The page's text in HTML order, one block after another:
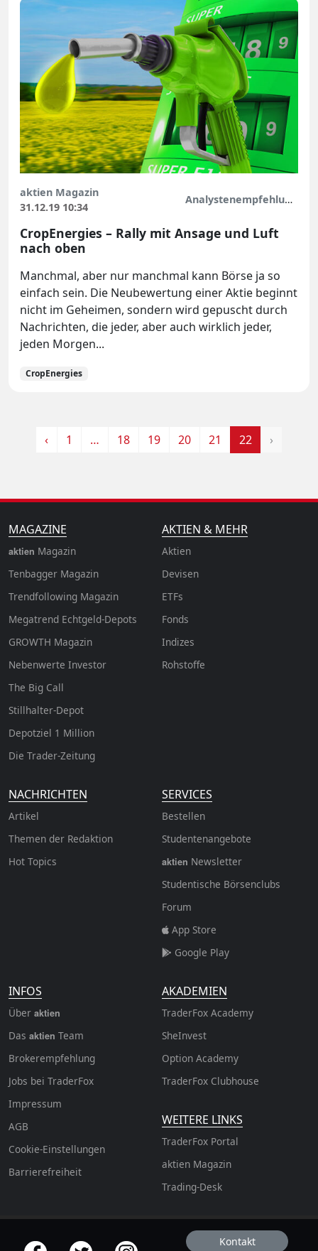
aktien Magazin
31.12.19 10:34
Analystenempfehlungen
CropEnergies – Rally mit Ansage und Luft
nach oben
Manchmal, aber nur manchmal kann Börse ja so
einfach sein. Die Neubewertung einer Aktie beginnt
nicht im Geheimen, sondern wird gepuscht durch
Nachrichten, die jeder, aber auch wirklich jeder,
jeden Morgen...
CropEnergies
‹ 1 … 18 19 20 21 22 ›
MAGAZINE
aktien Magazin
Tenbagger Magazin
Trendfollowing Magazin
Megatrend Echtgeld-Depots
GROWTH Magazin
Nebenwerte Investor
The Big Call
Stillhalter-Depot
Depotziel 1 Million
Die Trader-Zeitung
AKTIEN & MEHR
Aktien
Devisen
ETFs
Fonds
Indizes
Rohstoffe
NACHRICHTEN
Artikel
Themen der Redaktion
Hot Topics
SERVICES
Bestellen
Studentenangebote
aktien Newsletter
Studentische Börsenclubs
Forum
App Store
Google Play
INFOS
Über aktien
Das aktien Team
Brokerempfehlung
Jobs bei TraderFox
Impressum
AGB
Cookie-Einstellungen
Barrierefreiheit
AKADEMIEN
TraderFox Academy
SheInvest
Option Academy
TraderFox Clubhouse
WEITERE LINKS
TraderFox Portal
aktien Magazin
Trading-Desk
offizielle Social Media-Accounts Kontakt